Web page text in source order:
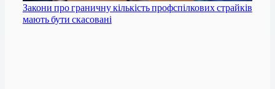
Закони про граничну кількість профспілкових страйків
мають бути скасовані